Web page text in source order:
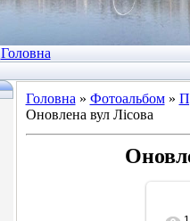
Головна
Головна » Фотоальбом»
Оновлена вул Лісова